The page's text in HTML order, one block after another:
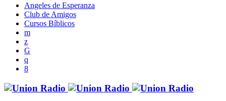
Angeles de Esperanza
Club de Amigos
Cursos Bíblicos